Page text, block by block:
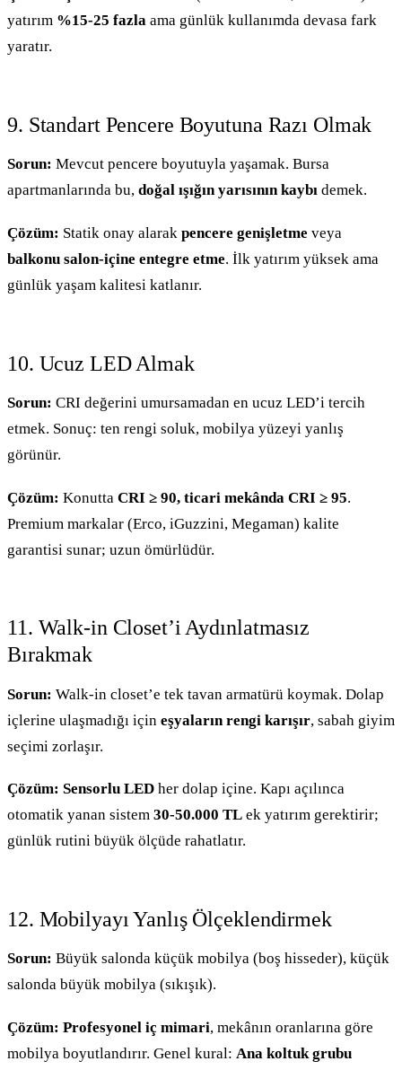
yatırım %15-25 fazla ama günlük kullanımda devasa fark
yaratır.
9. Standart Pencere Boyutuna Razı Olmak
Sorun: Mevcut pencere boyutuyla yaşamak. Bursa
apartmanlarında bu, doğal ışığın yarısının kaybı demek.
Çözüm: Statik onay alarak pencere genişletme veya
balkonu salon-içine entegre etme. İlk yatırım yüksek ama
günlük yaşam kalitesi katlanır.
10. Ucuz LED Almak
Sorun: CRI değerini umursamadan en ucuz LED’i tercih
etmek. Sonuç: ten rengi soluk, mobilya yüzeyi yanlış
görünür.
Çözüm: Konutta CRI ≥ 90, ticari mekânda CRI ≥ 95.
Premium markalar (Erco, iGuzzini, Megaman) kalite
garantisi sunar; uzun ömürlüdür.
11. Walk-in Closet’i Aydınlatmasız
Bırakmak
Sorun: Walk-in closet’e tek tavan armatürü koymak. Dolap
içlerine ulaşmadığı için eşyaların rengi karışır, sabah giyim
seçimi zorlaşır.
Çözüm: Sensorlu LED her dolap içine. Kapı açılınca
otomatik yanan sistem 30-50.000 TL ek yatırım gerektirir;
günlük rutini büyük ölçüde rahatlatır.
12. Mobilyayı Yanlış Ölçeklendirmek
Sorun: Büyük salonda küçük mobilya (boş hisseder), küçük
salonda büyük mobilya (sıkışık).
Çözüm: Profesyonel iç mimari, mekânın oranlarına göre
mobilya boyutlandırır. Genel kural: Ana koltuk grubu